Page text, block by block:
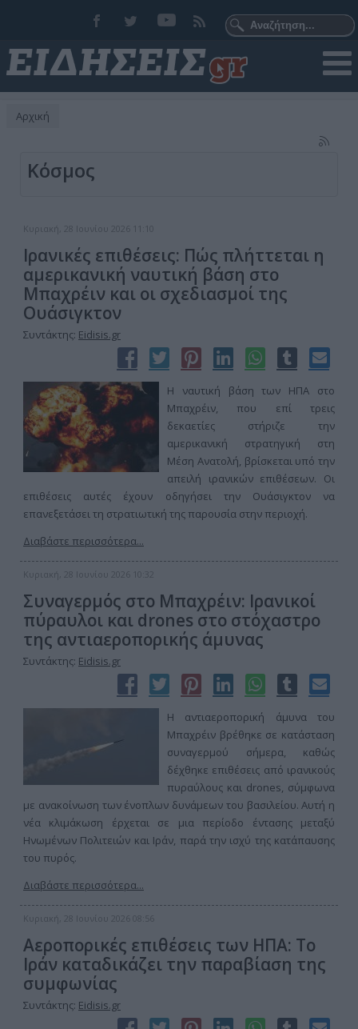
Αρχική
Κόσμος
Κυριακή, 28 Ιουνίου 2026 11:10
Ιρανικές επιθέσεις: Πώς πλήττεται η
αμερικανική ναυτική βάση στο
Μπαχρέιν και οι σχεδιασμοί της
Ουάσιγκτον
Συντάκτης: Eidisis.gr
Η ναυτική βάση των ΗΠΑ στο
Μπαχρέιν, που επί τρεις
δεκαετίες στήριζε την
αμερικανική στρατηγική στη
Μέση Ανατολή, βρίσκεται υπό την
απειλή ιρανικών επιθέσεων. Οι
επιθέσεις αυτές έχουν οδηγήσει την Ουάσιγκτον να
επανεξετάσει τη στρατιωτική της παρουσία στην περιοχή.
Διαβάστε περισσότερα...
Κυριακή, 28 Ιουνίου 2026 10:32
Συναγερμός στο Μπαχρέιν: Ιρανικοί
πύραυλοι και drones στο στόχαστρο
της αντιαεροπορικής άμυνας
Συντάκτης: Eidisis.gr
Η αντιαεροπορική άμυνα του
Μπαχρέιν βρέθηκε σε κατάσταση
συναγερμού σήμερα, καθώς
δέχθηκε επιθέσεις από ιρανικούς
πυραύλους και drones, σύμφωνα
με ανακοίνωση των ένοπλων δυνάμεων του βασιλείου. Αυτή η
νέα κλιμάκωση έρχεται σε μια περίοδο έντασης μεταξύ
Ηνωμένων Πολιτειών και Ιράν, παρά την ισχύ της κατάπαυσης
του πυρός.
Διαβάστε περισσότερα...
Κυριακή, 28 Ιουνίου 2026 08:56
Αεροπορικές επιθέσεις των ΗΠΑ: Το
Ιράν καταδικάζει την παραβίαση της
συμφωνίας
Συντάκτης: Eidisis.gr